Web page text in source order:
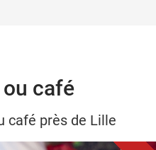
café
café près de Lille